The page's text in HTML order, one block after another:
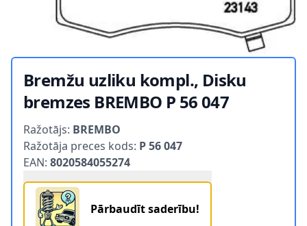
Bremžu uzliku kompl., Disku
bremzes BREMBO P 56 047
Ražotājs: BREMBO
Ražotāja preces kods: P 56 047
EAN: 8020584055274
Pārbaudīt saderību!